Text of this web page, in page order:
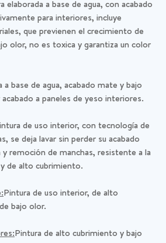
elaborada a base de agua, con acabado
para interiores, incluye
que previenen el crecimiento de
olor, no es toxica y garantiza un color
a base de agua, acabado mate y bajo
a paneles de yeso interiores.
de uso interior, con tecnología de
se deja lavar sin perder su acabado
remoción de manchas, resistente a la
de alto cubrimiento.
Pintura de uso interior, de alto
bajo olor.
Pintura de alto cubrimiento y bajo